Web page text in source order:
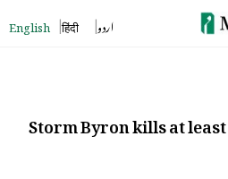
English हिंदी اردو
Storm Byron kills at